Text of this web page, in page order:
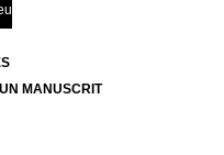
MANUSCRIT